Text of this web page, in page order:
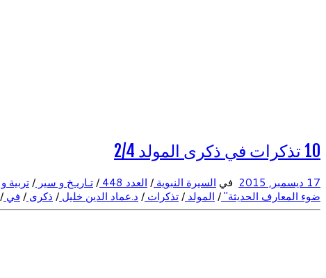
10 تذكرات في ذكرى المولد 2/4
17 ديسمبر, 2015 في السيرة النبوية / العدد 448 /تـاريـخ و سير /تربية
ضوء المعارف الحديثة"/ المولد /تذكرات / د.عماد الدين خليل / ذكرى / في /